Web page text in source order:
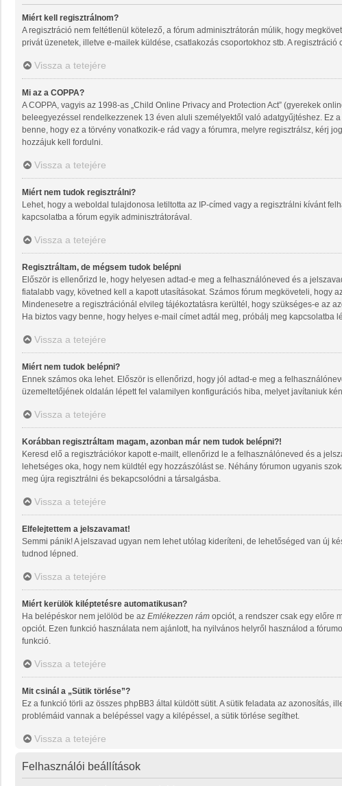
Miért kell regisztrálnom?
A regisztráció nem feltétlenül kötelező, a fórum adminisztrátorán múlik, hogy
privát üzenetek, illetve e-mailek küldése, csatlakozás csoportokhoz stb. A
Vissza a tetejére
Mi az a COPPA?
A COPPA, vagyis az 1998-as „Child Online Privacy and Protection Act” (gyerekek
beleegyezéssel rendelkezzenek 13 éven aluli személyektől való adatgyűjtéshez. Ez
benne, hogy ez a törvény vonatkozik-e rád vagy a fórumra, melyre regisztrálsz, kérj
hozzájuk kell fordulni.
Vissza a tetejére
Miért nem tudok regisztrálni?
Lehet, hogy a weboldal tulajdonosa letiltotta az IP-címed vagy a regisztrálni kívánt
kapcsolatba a fórum egyik adminisztrátorával.
Vissza a tetejére
Regisztráltam, de mégsem tudok belépni
Először is ellenőrizd le, hogy helyesen adtad-e meg a felhasználóneved és a
fiatalabb vagy, követned kell a kapott utasításokat. Számos fórum megköveteli,
Mindenesetre a regisztrációnál elvileg tájékoztatásra kerültél, hogy szükséges-e az
Ha biztos vagy benne, hogy helyes e-mail címet adtál meg, próbálj meg kapcsolatba
Vissza a tetejére
Miért nem tudok belépni?
Ennek számos oka lehet. Először is ellenőrizd, hogy jól adtad-e meg a
üzemeltetőjének oldalán lépett fel valamilyen konfigurációs hiba, melyet javítaniuk
Vissza a tetejére
Korábban regisztráltam magam, azonban már nem tudok belépni?!
Keresd elő a regisztrációkor kapott e-mailt, ellenőrizd le a felhasználóneved és a
lehetséges oka, hogy nem küldtél egy hozzászólást se. Néhány fórumon ugyanis
meg újra regisztrálni és bekapcsolódni a társalgásba.
Vissza a tetejére
Elfelejtettem a jelszavamat!
Semmi pánik! A jelszavad ugyan nem lehet utólag kideríteni, de lehetőséged van új
tudnod lépned.
Vissza a tetejére
Miért kerülök kiléptetésre automatikusan?
Ha belépéskor nem jelölöd be az Emlékezzen rám opciót, a rendszer csak egy előre
opciót. Ezen funkció használata nem ajánlott, ha nyilvános helyről használod a
funkció.
Vissza a tetejére
Mit csinál a „Sütik törlése”?
Ez a funkció törli az összes phpBB3 által küldött sütit. A sütik feladata az
problémáid vannak a belépéssel vagy a kilépéssel, a sütik törlése segíthet.
Vissza a tetejére
Felhasználói beállítások